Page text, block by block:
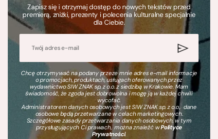
Zapisz się i otrzymaj dostęp do nowych tekstów przed
premierą, zniżki, prezenty i polecenia kulturalne specjalnie
dla Ciebie.
Chcę otrzymywać na podany przeze mnie adres e-mail informacje
o promocjach, produktach, usługach oferowanych przez
wydawnictwo SIW ZNAK sp. z o.o. z siedzibą w Krakowie. Mam
świadomość, że zgoda jest dobrowolna i mogę ją w każdej chwili
wycofać.
Administratorem danych osobowych jest SIW ZNAK sp. z o.o., dane
osobowe będą przetwarzane w celach marketingowych.
Szczegółowe zasady przetwarzania danych osobowych, w tym
przysługujących Ci prawach, można znaleźć wPolityce
Prywatności.